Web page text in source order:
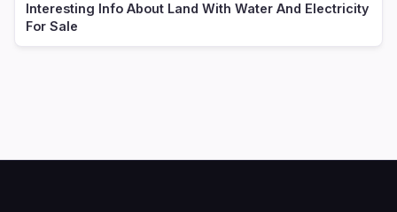
Interesting Info About Land With Water And Electricity
For Sale